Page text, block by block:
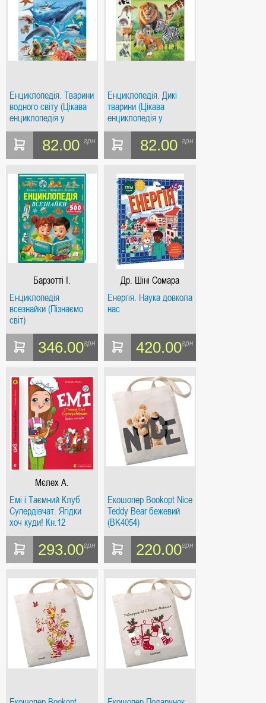
Енциклопедія. Тварини
водного світу (Цікава
енциклопедія у
подарунок розумійкам)
82.00 грн
Енциклопедія. Дикі
тварини (Цікава
енциклопедія у
подарунок розумійкам)
82.00 грн
Барзотті І.
Енциклопедія
всезнайки (Пізнаємо
світ)
346.00грн
Др. Шіні Сомара
Енергія. Наука довкола
нас
420.00грн
Мєлех А.
Емі і Таємний Клуб
Супердівчат. Ягідки
хоч куди! Кн.12
293.00грн
Екошопер Bookopt Nice
Teddy Bear бежевий
(BK4054)
220.00грн